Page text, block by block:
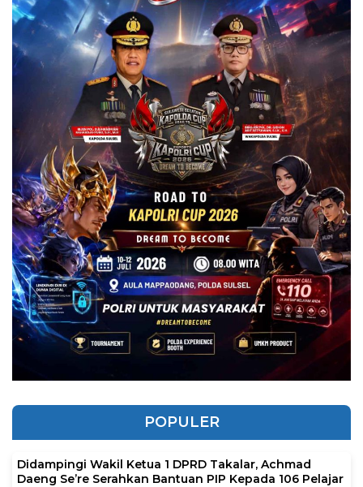
POPULER
Didampingi Wakil Ketua 1 DPRD Takalar, Achmad
Daeng Se’re Serahkan Bantuan PIP Kepada 106 Pelajar